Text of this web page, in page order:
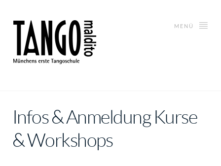
MENÜ
Infos & Anmeldung Kurse
& Workshops